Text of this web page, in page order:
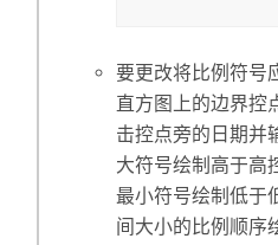
要更改将比例符号
直方图上的边界控
击控点旁的日期并
大符号绘制高于高
最小符号绘制低于
间大小的比例顺序